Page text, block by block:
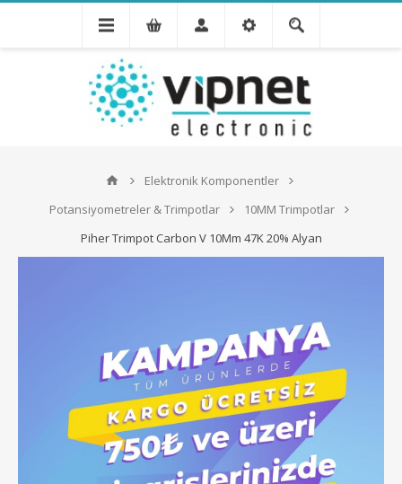
Elektronik Komponentler
Potansiyometreler & Trimpotlar
10MM Trimpotlar
Piher Trimpot Carbon V 10Mm 47K 20% Alyan